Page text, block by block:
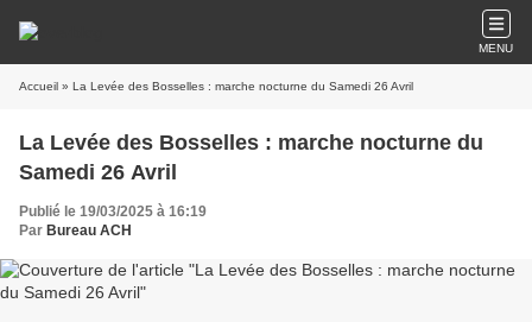
MENU
Accueil » La Levée des Bosselles : marche nocturne du Samedi 26 Avril
La Levée des Bosselles : marche nocturne du
Samedi 26 Avril
Publié le 19/03/2025 à 16:19
Par Bureau ACH